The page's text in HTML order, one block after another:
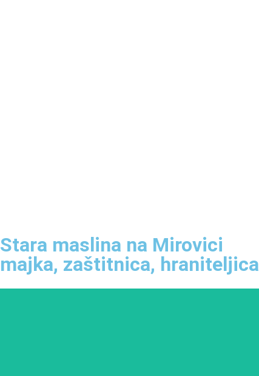
Stara maslina na Mirovici
majka, zaštitnica, hraniteljica